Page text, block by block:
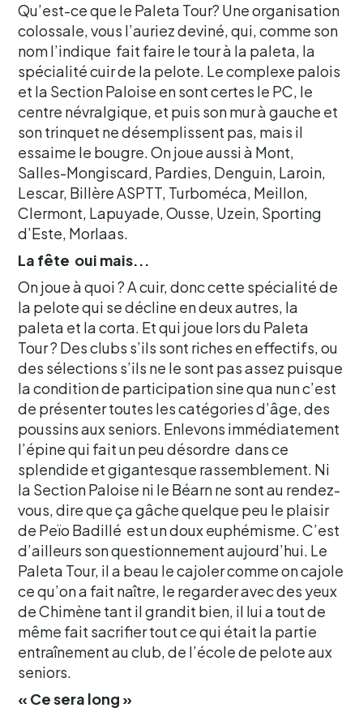
Qu’est-ce que le Paleta Tour? Une organisation
colossale, vous l’auriez deviné, qui, comme son
nom l’indique fait faire le tour à la paleta, la
spécialité cuir de la pelote. Le complexe palois
et la Section Paloise en sont certes le PC, le
centre névralgique, et puis son mur à gauche et
son trinquet ne désemplissent pas, mais il
essaime le bougre. On joue aussi à Mont,
Salles-Mongiscard, Pardies, Denguin, Laroin,
Lescar, Billère ASPTT, Turboméca, Meillon,
Clermont, Lapuyade, Ousse, Uzein, Sporting
d’Este, Morlaas.
La fête oui mais...
On joue à quoi ? A cuir, donc cette spécialité de
la pelote qui se décline en deux autres, la
paleta et la corta. Et qui joue lors du Paleta
Tour ? Des clubs s’ils sont riches en effectifs, ou
des sélections s’ils ne le sont pas assez puisque
la condition de participation sine qua nun c’est
de présenter toutes les catégories d’âge, des
poussins aux seniors. Enlevons immédiatement
l’épine qui fait un peu désordre dans ce
splendide et gigantesque rassemblement. Ni
la Section Paloise ni le Béarn ne sont au rendez-
vous, dire que ça gâche quelque peu le plaisir
de Peïo Badillé est un doux euphémisme. C’est
d’ailleurs son questionnement aujourd’hui. Le
Paleta Tour, il a beau le cajoler comme on cajole
ce qu’on a fait naître, le regarder avec des yeux
de Chimène tant il grandit bien, il lui a tout de
même fait sacrifier tout ce qui était la partie
entraînement au club, de l’école de pelote aux
seniors.
« Ce sera long »